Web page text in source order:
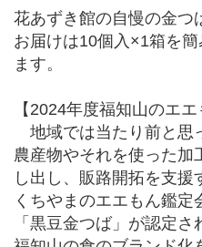
花あずき館の自慢の金つ
お届けは10個入×1箱を
ます。
【2024年度福知山のエ
地域では当たり前と思
農産物やそれを使った加
し出し、販路開拓を支
くちやまのエエもん鑑定
「黒豆金つば」が認定さ